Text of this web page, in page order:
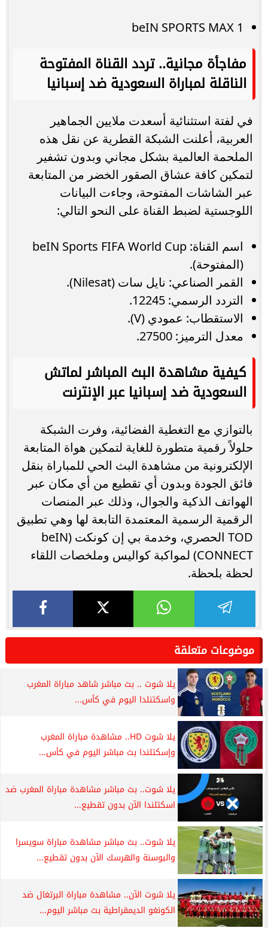
beIN SPORTS MAX 1
مفاجأة مجانية.. تردد القناة المفتوحة
الناقلة لمباراة السعودية ضد إسبانيا
في لفتة استثنائية أسعدت ملايين الجماهير
العربية، أعلنت الشبكة القطرية عن نقل هذه
الملحمة العالمية بشكل مجاني وبدون تشفير
لتمكين كافة عشاق الصقور الخضر من المتابعة
عبر الشاشات المفتوحة، وجاءت البيانات
اللوجستية لضبط القناة على النحو التالي:
اسم القناة: beIN Sports FIFA World Cup
(المفتوحة).
القمر الصناعي: نايل سات (Nilesat).
التردد الرسمي: 12245.
الاستقطاب: عمودي (V).
معدل الترميز: 27500.
كيفية مشاهدة البث المباشر لماتش
السعودية ضد إسبانيا عبر الإنترنت
بالتوازي مع التغطية الفضائية، وفرت الشبكة
حلولاً رقمية متطورة للغاية لتمكين هواة المتابعة
الإلكترونية من مشاهدة البث الحي للمباراة بنقل
فائق الجودة وبدون أي تقطيع من أي مكان عبر
الهواتف الذكية والجوال، وذلك عبر المنصات
الرقمية الرسمية المعتمدة التابعة لها وهي تطبيق
TOD الحصري، وخدمة بي إن كونكت (beIN
CONNECT) لمواكبة كواليس وملخصات اللقاء
لحظة بلحظة.
موضوعات متعلقة
يلا شوت .. بث مباشر شاهد مباراة المغرب
واسكتنلدا اليوم في كأس...
يلا شوت HD.. مشاهدة مباراة المغرب
وإسكتلندا بث مباشر اليوم في كأس...
يلا شوت.. بث مباشر مشاهدة مباراة المغرب ضد
اسكتلندا الآن بدون تقطيع...
يلا شوت.. بث مباشر مشاهدة مباراة سويسرا
والبوسنة والهرسك الآن بدون تقطيع...
يلا شوت الآن.. مشاهدة مباراة البرتغال ضد
الكونغو الديمقراطية بث مباشر اليوم...